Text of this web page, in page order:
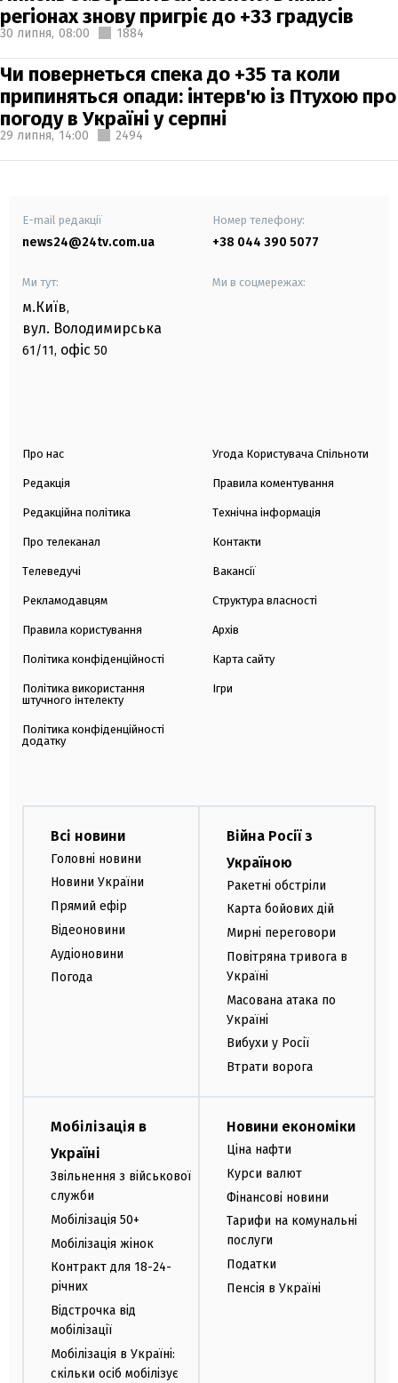
регіонах знову пригріє до +33 градусів
30 липня, 08:00 1884
Чи повернеться спека до +35 та коли
припиняться опади: інтерв'ю із Птухою про
погоду в Україні у серпні
29 липня, 14:00 2494
E-mail редакції
news24@24tv.com.ua
Номер телефону:
+38 044 390 5077
Ми тут:
м.Київ,
вул. Володимирська
61/11, офіс 50
Ми в соцмережах:
Про нас
Редакція
Редакційна політика
Про телеканал
Телеведучі
Рекламодавцям
Правила користування
Політика конфіденційності
Політика використання
штучного інтелекту
Політика конфіденційності
додатку
Угода Користувача Спільноти
Правила коментування
Технічна інформація
Контакти
Вакансії
Структура власності
Архів
Карта сайту
Ігри
Всі новини
Головні новини
Новини України
Прямий ефір
Відеоновини
Аудіоновини
Погода
Війна Росії з
Україною
Ракетні обстріли
Карта бойових дій
Мирні переговори
Повітряна тривога в
Україні
Масована атака по
Україні
Вибухи у Росії
Втрати ворога
Мобілізація в
Україні
Звільнення з військової
служби
Мобілізація 50+
Мобілізація жінок
Контракт для 18-24-
річних
Відстрочка від
мобілізації
Мобілізація в Україні:
скільки осіб мобілізує
Новини економіки
Ціна нафти
Курси валют
Фінансові новини
Тарифи на комунальні
послуги
Податки
Пенсія в Україні